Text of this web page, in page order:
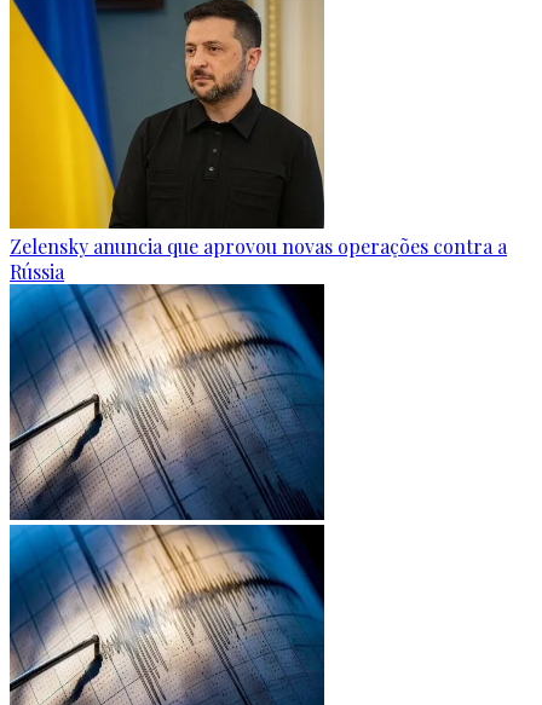
Zelensky anuncia que aprovou novas operações contra a
Rússia